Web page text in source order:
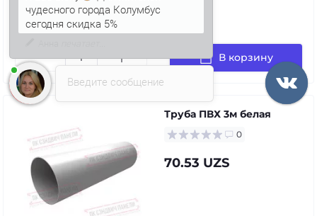
в наличии
В корзину
Труба ПВХ 3м белая
0
70.53 UZS
Введите сообщение
Я Вас вижу
Для жителей
чудесного города Колумбус
сегодня скидка 5%